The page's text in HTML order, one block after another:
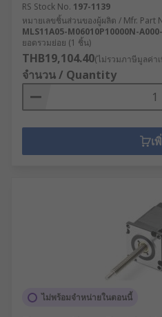
RS Stock No. 197-1139
หมายเลขชิ้นส่วนของผู้ผลิต / Mfr. Part
MLS11A05-M06010P10000N-
ยอดรวมย่อย (1 ชิ้น)
THB19,104.40(ไม่รวมภาษีมูลค่า
จำนวน / Quantity
เ
ไม่พร้อมจำหน่ายในตอนนี้